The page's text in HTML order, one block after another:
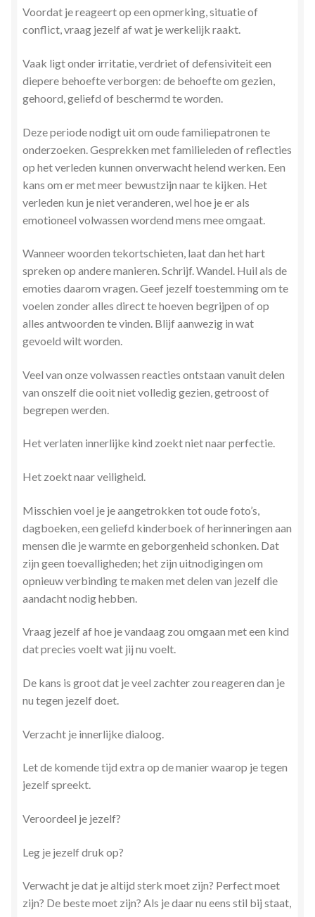
Voordat je reageert op een opmerking, situatie of
conflict, vraag jezelf af wat je werkelijk raakt.
Vaak ligt onder irritatie, verdriet of defensiviteit een
diepere behoefte verborgen: de behoefte om gezien,
gehoord, geliefd of beschermd te worden.
Deze periode nodigt uit om oude familiepatronen te
onderzoeken. Gesprekken met familieleden of reflecties
op het verleden kunnen onverwacht helend werken. Een
kans om er met meer bewustzijn naar te kijken. Het
verleden kun je niet veranderen, wel hoe je er als
emotioneel volwassen wordend mens mee omgaat.
Wanneer woorden tekortschieten, laat dan het hart
spreken op andere manieren. Schrijf. Wandel. Huil als de
emoties daarom vragen. Geef jezelf toestemming om te
voelen zonder alles direct te hoeven begrijpen of op
alles antwoorden te vinden. Blijf aanwezig in wat
gevoeld wilt worden.
Veel van onze volwassen reacties ontstaan vanuit delen
van onszelf die ooit niet volledig gezien, getroost of
begrepen werden.
Het verlaten innerlijke kind zoekt niet naar perfectie.
Het zoekt naar veiligheid.
Misschien voel je je aangetrokken tot oude foto’s,
dagboeken, een geliefd kinderboek of herinneringen aan
mensen die je warmte en geborgenheid schonken. Dat
zijn geen toevalligheden; het zijn uitnodigingen om
opnieuw verbinding te maken met delen van jezelf die
aandacht nodig hebben.
Vraag jezelf af hoe je vandaag zou omgaan met een kind
dat precies voelt wat jij nu voelt.
De kans is groot dat je veel zachter zou reageren dan je
nu tegen jezelf doet.
Verzacht je innerlijke dialoog.
Let de komende tijd extra op de manier waarop je tegen
jezelf spreekt.
Veroordeel je jezelf?
Leg je jezelf druk op?
Verwacht je dat je altijd sterk moet zijn? Perfect moet
zijn? De beste moet zijn? Als je daar nu eens stil bij staat,